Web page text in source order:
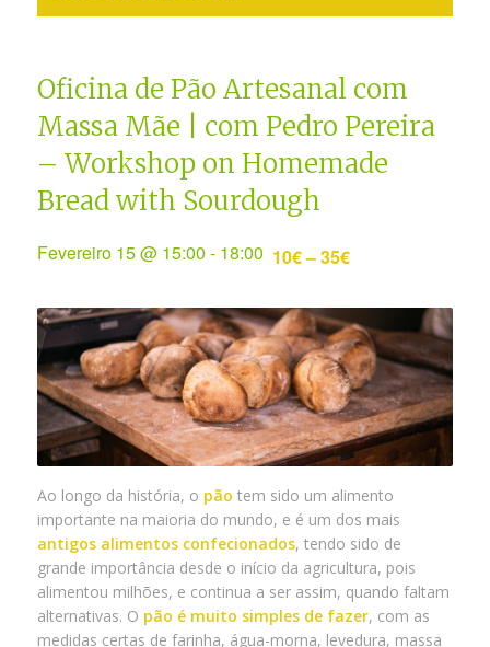
Oficina de Pão Artesanal com
Massa Mãe | com Pedro Pereira
– Workshop on Homemade
Bread with Sourdough
Fevereiro 15 @ 15:00 - 18:00 10€ – 35€
Ao longo da história, o pão tem sido um alimento
importante na maioria do mundo, e é um dos mais
antigos alimentos confecionados, tendo sido de
grande importância desde o início da agricultura, pois
alimentou milhões, e continua a ser assim, quando faltam
alternativas. O pão é muito simples de fazer, com as
medidas certas de farinha, água-morna, levedura, massa